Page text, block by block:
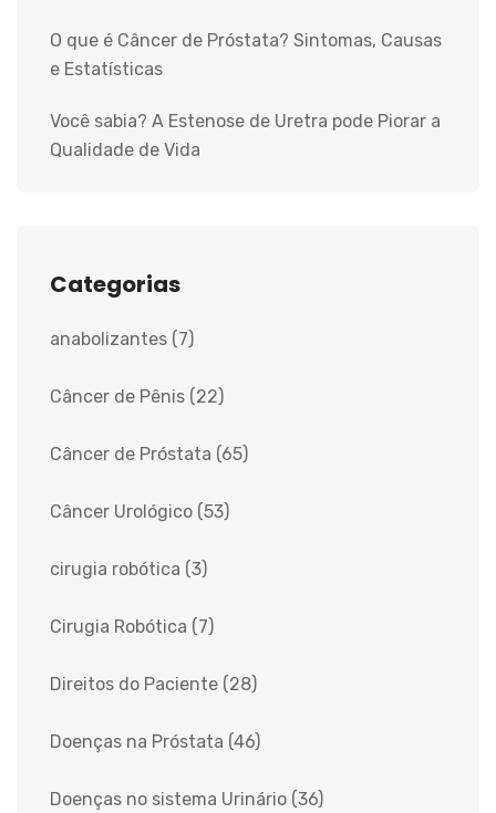
O que é Câncer de Próstata? Sintomas, Causas
e Estatísticas
Você sabia? A Estenose de Uretra pode Piorar a
Qualidade de Vida
Categorias
anabolizantes (7)
Câncer de Pênis (22)
Câncer de Próstata (65)
Câncer Urológico (53)
cirugia robótica (3)
Cirugia Robótica (7)
Direitos do Paciente (28)
Doenças na Próstata (46)
Doenças no sistema Urinário (36)